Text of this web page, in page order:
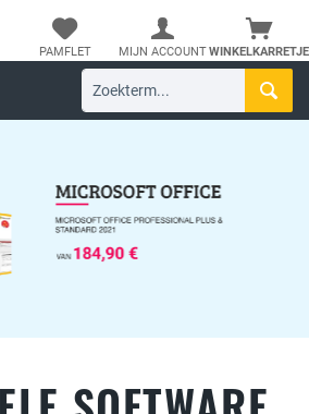
WINKELKARRETJE
PAMFLET MIJN ACCOUNT